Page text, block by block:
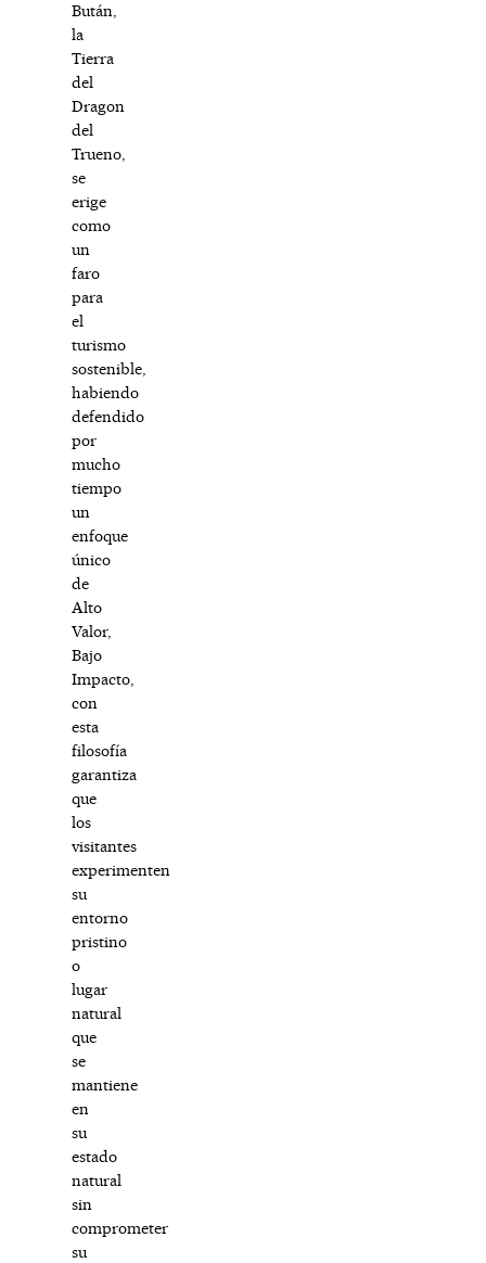
Bután,
la
Tierra
del
Dragon
del
Trueno,
se
erige
como
un
faro
para
el
turismo
sostenible,
habiendo
defendido
por
mucho
tiempo
un
enfoque
único
de
Alto
Valor,
Bajo
Impacto,
con
esta
filosofía
garantiza
que
los
visitantes
experimenten
su
entorno
pristino
o
lugar
natural
que
se
mantiene
en
su
estado
natural
sin
comprometer
su